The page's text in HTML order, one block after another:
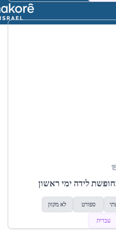
לידה ימי ראשון
ספורט לא מקוון
עברית